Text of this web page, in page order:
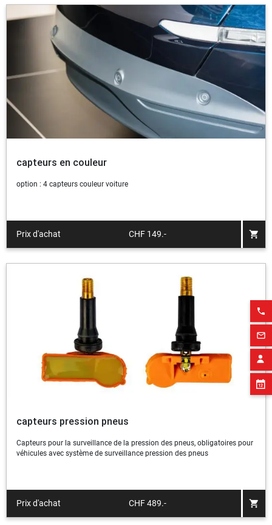
phone
mail_outline
capteurs en couleur
option : 4 capteurs couleur voiture
Prix d'achat CHF 149.- shopping_cart
capteurs pression pneus
Capteurs pour la surveillance de la pression des pneus, obligatoires pour
véhicules avec système de surveillance pression des pneus
Prix d'achat CHF 489.- shopping_cart